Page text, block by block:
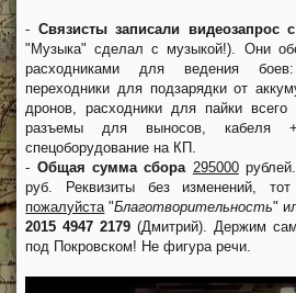
- Связисты записали видеозапрос
"Музыка" сделал с музыкой!). Они
расходниками для ведения
переходники для подзарядки от
дронов, расходники для пайки всего
разъемы для выносов, кабеля +
спецоборудование на КП.
- Общая сумма сбора 295000
руб. Реквизиты без изменений,
пожалуйста"Благотворительность"
2015 4947 2179 (Дмитрий). Держим
под Покровском! Не фигура речи.